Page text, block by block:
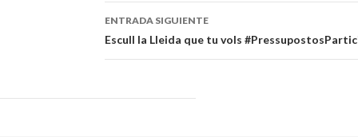
de
entradas
ENTRADA SIGUIENTE
Escull la Lleida que tu vols